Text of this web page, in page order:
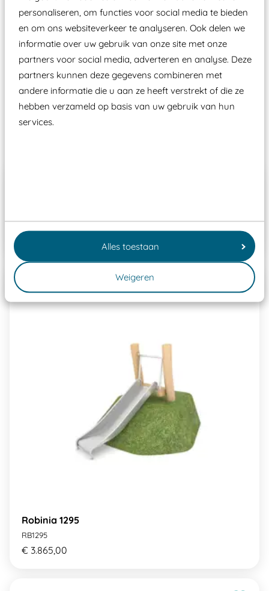
personaliseren, om functies voor social media te bieden
en om ons websiteverkeer te analyseren. Ook delen we
informatie over uw gebruik van onze site met onze
partners voor social media, adverteren en analyse. Deze
partners kunnen deze gegevens combineren met
andere informatie die u aan ze heeft verstrekt of die ze
hebben verzameld op basis van uw gebruik van hun
services.
Alles toestaan
Weigeren
moet zijn van een typekeuring, -plaatje en
certificering, uitgegeven door een Nederlands
aangewezen keuringsinstantie?
Wij ook speeltoestellen kunnen laten keuren zodat
ze toch binnen het Warenwetbesluit Attractie- en
Speeltoestellen vallen?
WP-D109B+GL-GLA100B
Robinia 1295
RB1295
€ 3.865,00